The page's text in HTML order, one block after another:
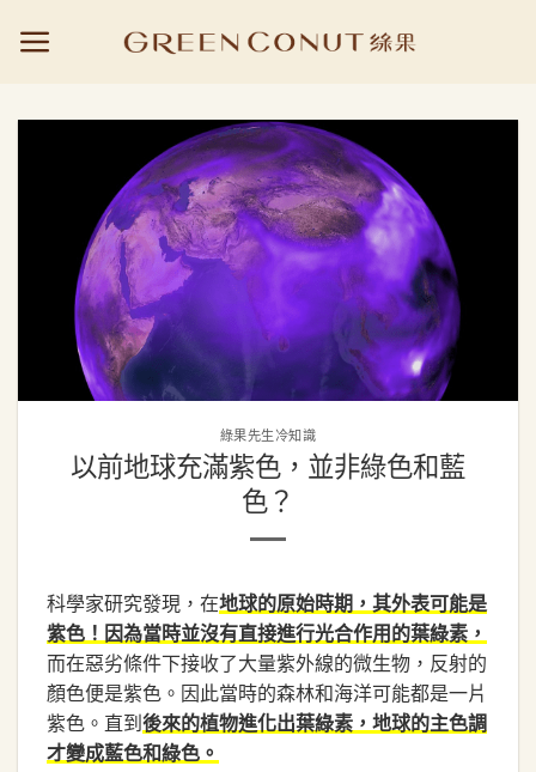
綠果先生冷知識
以前地球充滿紫色，並非綠色和藍
色？
科學家研究發現，在地球的原始時期，其外表可能是
紫色！因為當時並沒有直接進行光合作用的葉綠素，
而在惡劣條件下接收了大量紫外線的微生物，反射的
顏色便是紫色。因此當時的森林和海洋可能都是一片
紫色。直到 後來的植物進化出葉綠素，地球的主色調
才變成藍色和綠色。